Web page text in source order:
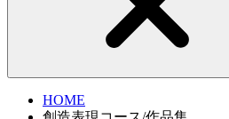
HOME